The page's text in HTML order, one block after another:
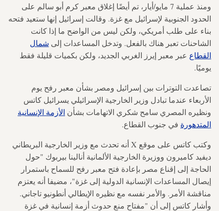
ومنذ عملية 7 مايو/أيار، تم أيضًا إغلاق معبر كرم أبو سالم على
الحدود الجنوبية لإسرائيل مع غزة. وقالت إسرائيل إنها ستعيد فتحه
بناء على طلب أمريكي، ولكن ليس من الواضح ما إذا كانت
الشاحنات تعبر هناك بالفعل. وتدخل المساعدات إلى شمال
القطاع عبر معبر إيرز الغربي الجديد، ولكن بكميات قليلة فقط
يوميًا.
تصاعدت التوترات بين إسرائيل ومصر بشأن معبر رفح يوم
الأربعاء عندما تبادل وزير الخارجية الإسرائيلي يسرائيل كاتس
ونظيره المصري سامح شكري الاتهامات بشأن الأزمة الإنسانية
المتدهورة في جنوب القطاع.
وكتب كاتس على موقع X أنه تحدث مع وزير الخارجية البريطاني
ديفيد كاميرون ووزيرة الخارجية الألمانية أنالينا بيربوك "حول
الحاجة إلى إقناع مصر بإعادة فتح معبر رفح للسماح باستمرار
إيصال المساعدات الإنسانية الدولية إلى غزة"، مضيفا أنه يعتزم
مناقشة الأمر. والأمر نفسه مع نظيره الإيطالي أنطونيو تاجاني.
وأشار كاتس إلى أن "مفتاح منع حدوث أزمة إنسانية في غزة